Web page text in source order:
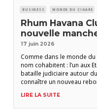
BUSINESS MONDE DU CIGARE
Rhum Havana
nouvelle
17 juin 2026
Comme dans le monde
nom cohabitent : l’un aux
bataille judiciaire autour
connaître un nouveau
l’entreprise publique
de Bacardi dans
LIRE LA SUITE